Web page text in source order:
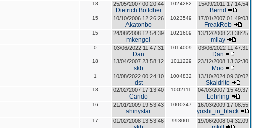
18 25/05/2007 00:20:44
Dietrich Böttcher
1024282 15/09/2011 17:14:54
Bernd
15 10/10/2006 12:26:26
Akatonbo
1023549 17/01/2007 01:49:03
FreakRob
15 24/08/2008 12:54:39
mkengel
1021609 13/12/2008 23:38:25
milay
0 03/06/2022 11:47:31
Dan
1014009 03/06/2022 11:47:31
Dan
18 13/04/2007 23:58:12
skb
1011229 23/12/2008 13:32:30
Moo
1 10/08/2022 00:24:10
dst
1004832 13/10/2024 09:30:02
Skaidrite
18 02/02/2007 17:13:40
Carido
1002111 04/03/2007 15:49:37
Lehrling
16 21/01/2009 19:53:43
shinystar
1000347 16/03/2009 17:08:55
yoshi_in_black
17 01/02/2008 13:53:46 993001 19/06/2008 04:32:09